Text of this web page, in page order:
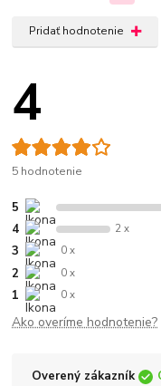
Pridať hodnotenie
4
5 hodnotenie
5
4 2 x
3 0 x
2 0 x
1 0 x
Ako overíme hodnotenie?
Overený zákazník